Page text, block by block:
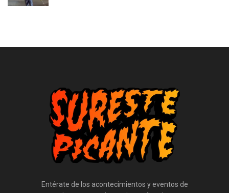
Entérate de los acontecimientos y eventos de